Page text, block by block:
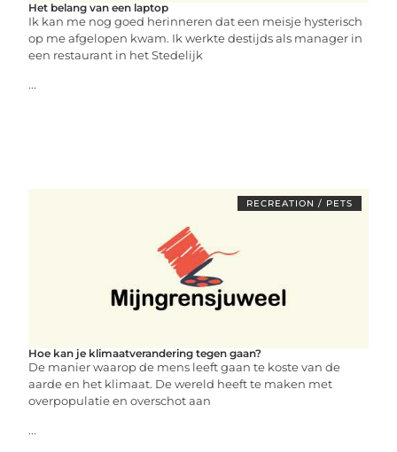
Het belang van een laptop
Ik kan me nog goed herinneren dat een meisje hysterisch
op me afgelopen kwam. Ik werkte destijds als manager in
een restaurant in het Stedelijk
...
RECREATION / PETS
Hoe kan je klimaatverandering tegen gaan?
De manier waarop de mens leeft gaan te koste van de
aarde en het klimaat. De wereld heeft te maken met
overpopulatie en overschot aan
...